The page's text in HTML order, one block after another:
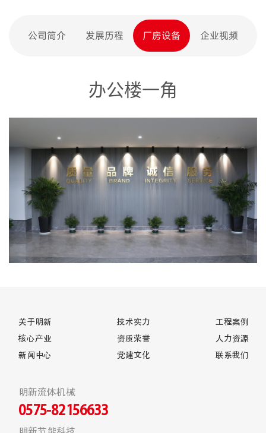
公司简介 发展历程 厂房设备 企业视频
办公楼一角
关于明新
核心产业
新闻中心
技术实力
资质荣誉
党建文化
工程案例
人力资源
联系我们
明新流体机械
0575-82156633